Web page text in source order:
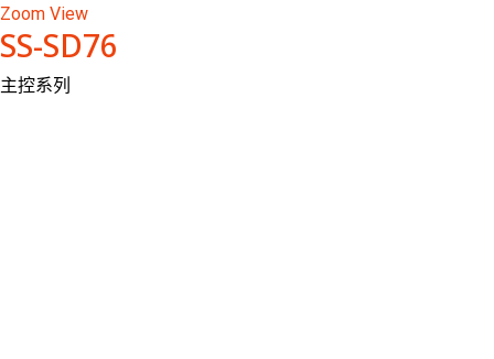
Zoom View
SS-SD76
主控系列